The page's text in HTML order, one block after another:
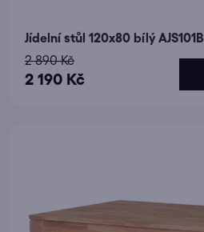
Jídelní stůl 120x80 bílý AJS101B
2 190 Kč
2 890 Kč